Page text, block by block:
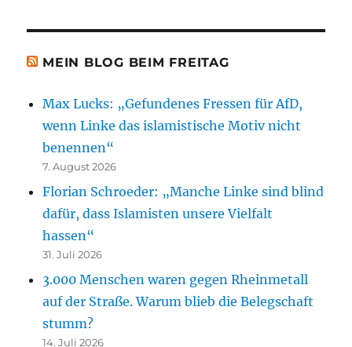
MEIN BLOG BEIM FREITAG
Max Lucks: „Gefundenes Fressen für AfD,
wenn Linke das islamistische Motiv nicht
benennen“
7. August 2026
Florian Schroeder: „Manche Linke sind blind
dafür, dass Islamisten unsere Vielfalt
hassen“
31. Juli 2026
3.000 Menschen waren gegen Rheinmetall
auf der Straße. Warum blieb die Belegschaft
stumm?
14. Juli 2026